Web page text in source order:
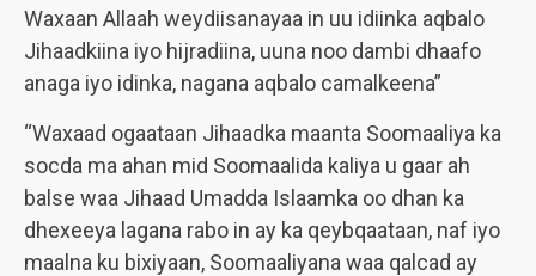
Waxaan Allaah weydiisanayaa in uu idiinka aqbalo
Jihaadkiina iyo hijradiina, uuna noo dambi dhaafo
anaga iyo idinka, nagana aqbalo camalkeena”
“Waxaad ogaataan Jihaadka maanta Soomaaliya ka
socda ma ahan mid Soomaalida kaliya u gaar ah
balse waa Jihaad Umadda Islaamka oo dhan ka
dhexeeya lagana rabo in ay ka qeybqaataan, naf iyo
maalna ku bixiyaan, Soomaaliyana waa qalcad ay